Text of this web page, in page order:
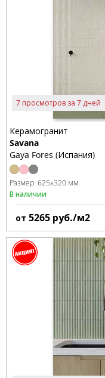
7 просмотров за 7 дней
Керамогранит
Savana
Gaya Fores (Испания)
Размер: 625x320 мм
В наличии
от 5265 руб./м2